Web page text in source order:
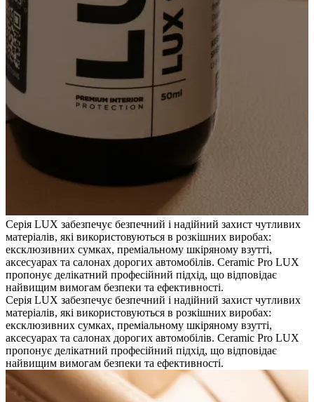
Серія LUX забезпечує безпечний і надійний захист чутливих
матеріалів, які використовуються в розкішних виробах:
ексклюзивних сумках, преміальному шкіряному взутті,
аксесуарах та салонах дорогих автомобілів. Ceramic Pro LUX
пропонує делікатний професійний підхід, що відповідає
найвищим вимогам безпеки та ефективності.
Серія LUX забезпечує безпечний і надійний захист чутливих
матеріалів, які використовуються в розкішних виробах:
ексклюзивних сумках, преміальному шкіряному взутті,
аксесуарах та салонах дорогих автомобілів. Ceramic Pro LUX
пропонує делікатний професійний підхід, що відповідає
найвищим вимогам безпеки та ефективності.